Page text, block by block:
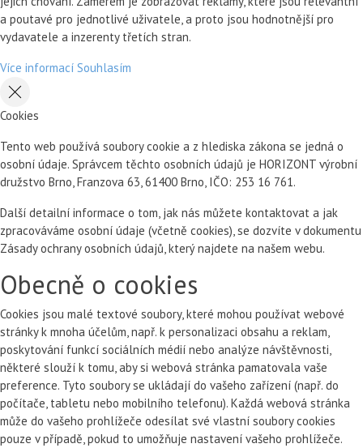
a poutavé pro jednotlivé uživatele, a proto jsou hodnotnější pro
vydavatele a inzerenty třetích stran.
Více informací Souhlasím
Cookies
Tento web používá soubory cookie a z hlediska zákona se jedná o
osobní údaje. Správcem těchto osobních údajů je HORIZONT výrobní
družstvo Brno, Franzova 63, 61400 Brno, IČO: 253 16 761.
Další detailní informace o tom, jak nás můžete kontaktovat a jak
zpracováváme osobní údaje (včetně cookies), se dozvíte v dokumentu
Zásady ochrany osobních údajů, který najdete na našem webu.
Obecně o cookies
Cookies jsou malé textové soubory, které mohou používat webové
stránky k mnoha účelům, např. k personalizaci obsahu a reklam,
poskytování funkcí sociálních médií nebo analýze návštěvnosti,
některé slouží k tomu, aby si webová stránka pamatovala vaše
preference. Tyto soubory se ukládají do vašeho zařízení (např. do
počítače, tabletu nebo mobilního telefonu). Každá webová stránka
může do vašeho prohlížeče odesílat své vlastní soubory cookies
pouze v případě, pokud to umožňuje nastavení vašeho prohlížeče.